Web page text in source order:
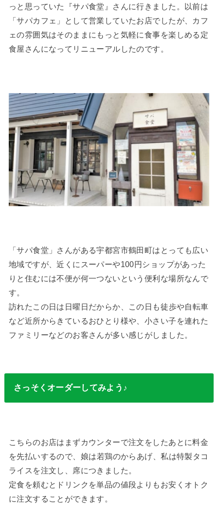
っと思っていた『サパ食堂』さんに行きました。以前は
「サパカフェ」として営業していたお店でしたが、カフ
ェの雰囲気はそのままにもっと気軽に食事を楽しめる定
食屋さんになってリニューアルしたのです。
「サパ食堂」さんがある宇都宮市鶴田町はとっても広い
地域ですが、近くにスーパーや100円ショップがあった
りと住むには不便が何一つないという便利な場所なんで
す。
訪れたこの日は日曜日だからか、この日も⁡徒歩や自転車
など近所からきているおひとり様や、小さい子を連れた
ファミリーなどのお客さんが多い感じがしました。
さっそくオーダーしてみよう♪
こちらのお店はまずカウンターで注文をしたあとに料金
を先払いするので、⁡娘は若鶏のからあげ、私は特製タコ
ライスを注文し、席につきました。
定食を頼むとドリンクを単品の値段よりもお安くオトク
に注文することができます。